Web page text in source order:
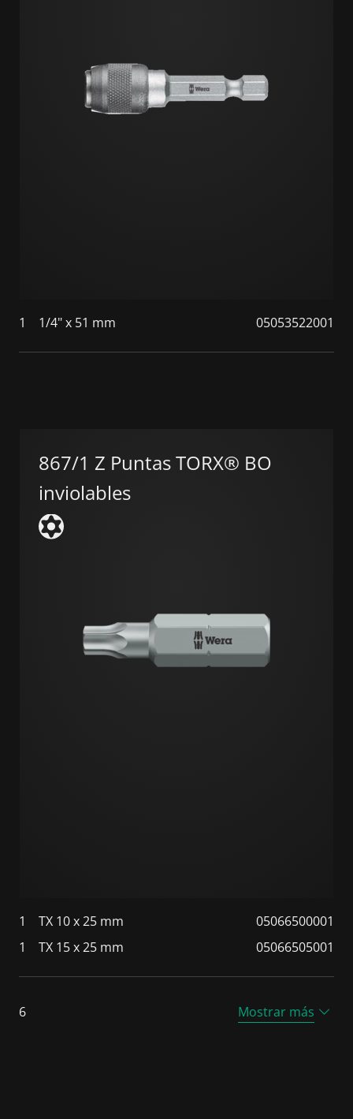
1 1/4" x 51 mm 05053522001
867/1 Z Puntas TORX® BO
inviolables
1 TX 10 x 25 mm
05066500001
1
TX 15 x 25 mm 05066505001
6 Mostrar más